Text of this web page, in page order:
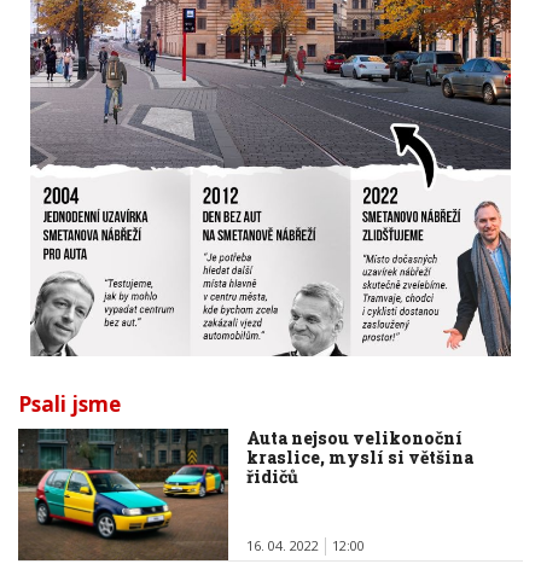
Psali jsme
Auta nejsou velikonoční
kraslice, myslí si většina
řidičů
16. 04. 2022 12:00